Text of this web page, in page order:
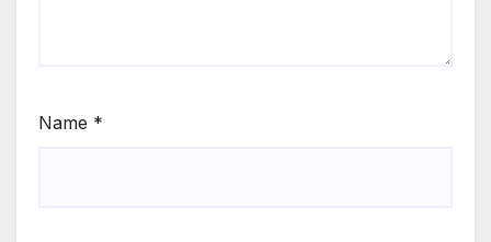
Name *